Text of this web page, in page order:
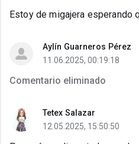
Estoy de migajera esperando
Aylín Guarneros Pérez
11.06.2025, 00:19:18
Comentario eliminado
Tetex Salazar
12.05.2025, 15:50:50